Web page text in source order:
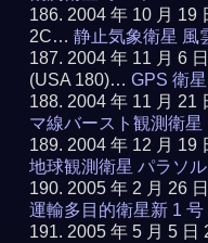
2004 年 10 月 19
2C…静止気象衛星 風
2004 年 11 月 6
(USA 180)…GPS 衛
2004 年 11 月 21
マ線バースト観測衛星
2004 年 12 月 19
地球観測衛星 パラソル
2005 年 2 月 26
運輸多目的衛星新 1
2005 年 5 月 5